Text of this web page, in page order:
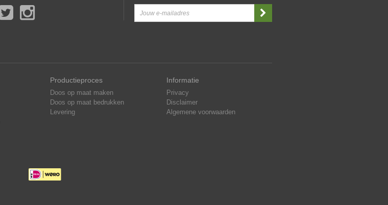
Productieproces
Doos op maat maken
Doos op maat bedrukken
Levering
Informatie
Privacy
Disclaimer
Algemene voorwaarden